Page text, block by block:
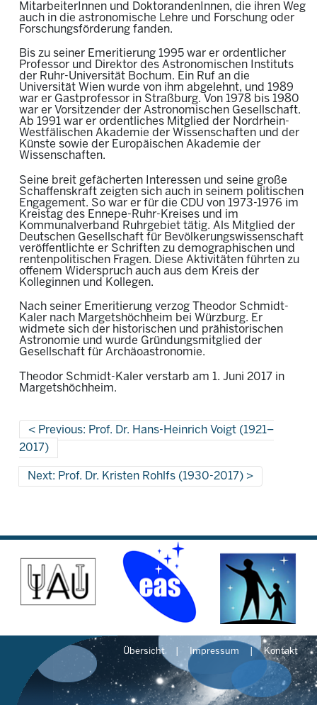
MitarbeiterInnen und DoktorandenInnen, die ihren Weg
auch in die astronomische Lehre und Forschung oder
Forschungsförderung fanden.
Bis zu seiner Emeritierung 1995 war er ordentlicher
Professor und Direktor des Astronomischen Instituts
der Ruhr-Universität Bochum. Ein Ruf an die
Universität Wien wurde von ihm abgelehnt, und 1989
war er Gastprofessor in Straßburg. Von 1978 bis 1980
war er Vorsitzender der Astronomischen Gesellschaft.
Ab 1991 war er ordentliches Mitglied der Nordrhein-
Westfälischen Akademie der Wissenschaften und der
Künste sowie der Europäischen Akademie der
Wissenschaften.
Seine breit gefächerten Interessen und seine große
Schaffenskraft zeigten sich auch in seinem politischen
Engagement. So war er für die CDU von 1973-1976 im
Kreistag des Ennepe-Ruhr-Kreises und im
Kommunalverband Ruhrgebiet tätig. Als Mitglied der
Deutschen Gesellschaft für Bevölkerungswissenschaft
veröffentlichte er Schriften zu demographischen und
rentenpolitischen Fragen. Diese Aktivitäten führten zu
offenem Widerspruch auch aus dem Kreis der
Kolleginnen und Kollegen.
Nach seiner Emeritierung verzog Theodor Schmidt-
Kaler nach Margetshöchheim bei Würzburg. Er
widmete sich der historischen und prähistorischen
Astronomie und wurde Gründungsmitglied der
Gesellschaft für Archäoastronomie.
Theodor Schmidt-Kaler verstarb am 1. Juni 2017 in
Margetshöchheim.
Previous: Prof. Dr. Hans-Heinrich Voigt (1921–
2017)
Next: Prof. Dr. Kristen Rohlfs (1930-2017)
Übersicht Impressum Kontakt